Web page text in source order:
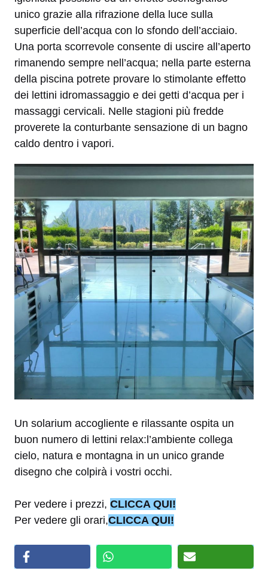
unico grazie alla rifrazione della luce sulla
superficie dell’acqua con lo sfondo dell’acciaio.
Una porta scorrevole consente di uscire all’aperto
rimanendo sempre nell’acqua; nella parte esterna
della piscina potrete provare lo stimolante effetto
dei lettini idromassaggio e dei getti d’acqua per i
massaggi cervicali. Nelle stagioni più fredde
proverete la conturbante sensazione di un bagno
caldo dentro i vapori.
Un solarium accogliente e rilassante ospita un
buon numero di lettini relax:l’ambiente collega
cielo, natura e montagna in un unico grande
disegno che colpirà i vostri occhi.
Per vedere i prezzi, CLICCA QUI!
Per vedere gli orari,CLICCA QUI!